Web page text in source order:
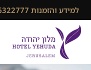
למידע והזמנות 02-6322777